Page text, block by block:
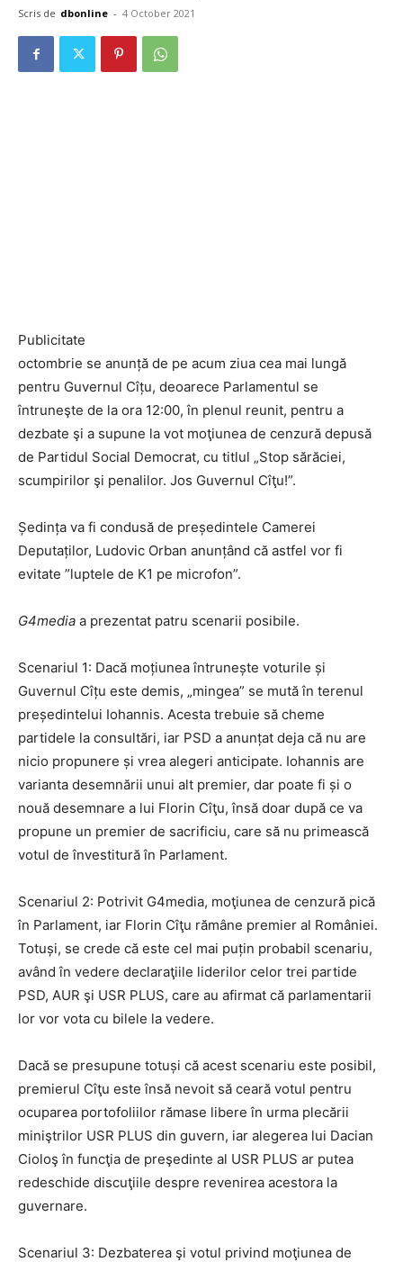
Scris de dbonline - 4 October 2021
Publicitate
octombrie se anunță de pe acum ziua cea mai lungă
pentru Guvernul Cîțu, deoarece Parlamentul se
întruneşte de la ora 12:00, în plenul reunit, pentru a
dezbate şi a supune la vot moţiunea de cenzură depusă
de Partidul Social Democrat, cu titlul „Stop sărăciei,
scumpirilor şi penalilor. Jos Guvernul Cîţu!”.
Ședința va fi condusă de președintele Camerei
Deputaților, Ludovic Orban anunțând că astfel vor fi
evitate ”luptele de K1 pe microfon”.
G4media a prezentat patru scenarii posibile.
Scenariul 1: Dacă moțiunea întrunește voturile și
Guvernul Cîțu este demis, „mingea” se mută în terenul
președintelui Iohannis. Acesta trebuie să cheme
partidele la consultări, iar PSD a anunțat deja că nu are
nicio propunere și vrea alegeri anticipate. Iohannis are
varianta desemnării unui alt premier, dar poate fi și o
nouă desemnare a lui Florin Cîţu, însă doar după ce va
propune un premier de sacrificiu, care să nu primească
votul de învestitură în Parlament.
Scenariul 2: Potrivit G4media, moţiunea de cenzură pică
în Parlament, iar Florin Cîţu rămâne premier al României.
Totuși, se crede că este cel mai puțin probabil scenariu,
având în vedere declaraţiile liderilor celor trei partide
PSD, AUR şi USR PLUS, care au afirmat că parlamentarii
lor vor vota cu bilele la vedere.
Dacă se presupune totuși că acest scenariu este posibil,
premierul Cîţu este însă nevoit să ceară votul pentru
ocuparea portofoliilor rămase libere în urma plecării
miniştrilor USR PLUS din guvern, iar alegerea lui Dacian
Cioloş în funcţia de preşedinte al USR PLUS ar putea
redeschide discuţiile despre revenirea acestora la
guvernare.
Scenariul 3: Dezbaterea şi votul privind moţiunea de